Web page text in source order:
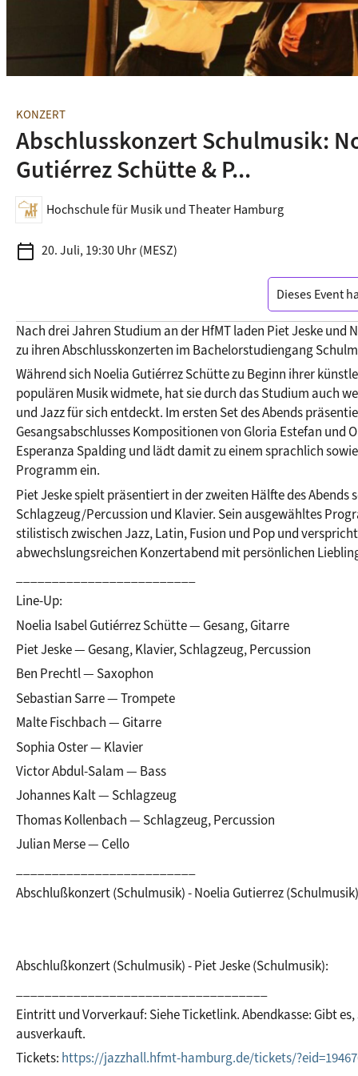
© Julia Marcinczyk
KONZERT
Abschlusskonzert Schulmusik:
Gutiérrez Schütte & P...
Hochschule für Musik und Theater Hamburg
calendar_today 20. Juli, 19:30 Uhr (MESZ)
Dieses Event
Nach drei Jahren Studium an der HfMT laden Piet Jeske und
zu ihren Abschlusskonzerten im Bachelorstudiengang
Während sich Noelia Gutiérrez Schütte zu Beginn ihrer
populären Musik widmete, hat sie durch das Studium auch
und Jazz für sich entdeckt. Im ersten Set des Abends
Gesangsabschlusses Kompositionen von Gloria Estefan und
Esperanza Spalding und lädt damit zu einem sprachlich
Programm ein.
Piet Jeske spielt präsentiert in der zweiten Hälfte des
Schlagzeug/Percussion und Klavier. Sein ausgewähltes
stilistisch zwischen Jazz, Latin, Fusion und Pop und
abwechslungsreichen Konzertabend mit persönlichen
Line-Up:
Noelia Isabel Gutiérrez Schütte — Gesang, Gitarre
Piet Jeske — Gesang, Klavier, Schlagzeug, Percussion
Ben Prechtl — Saxophon
Sebastian Sarre — Trompete
Malte Fischbach — Gitarre
Sophia Oster — Klavier
Victor Abdul-Salam — Bass
Johannes Kalt — Schlagzeug
Thomas Kollenbach — Schlagzeug, Percussion
Julian Merse — Cello
Abschlußkonzert (Schulmusik) - Noelia Gutierrez
Abschlußkonzert (Schulmusik) - Piet Jeske (Schulmusik):
Eintritt und Vorverkauf: Siehe Ticketlink. Abendkasse: Gibt
ausverkauft.
Tickets: https://jazzhall.hfmt-hamburg.de/tickets/